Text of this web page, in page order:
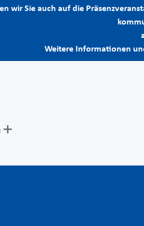
wir Sie auch auf die
Weitere Informationen